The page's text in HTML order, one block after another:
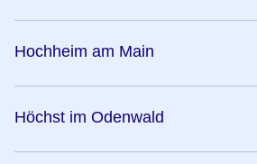
Hochheim am Main
Höchst im Odenwald